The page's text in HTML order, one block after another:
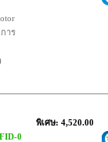
าร
0
พิเศษ: 4,520.00